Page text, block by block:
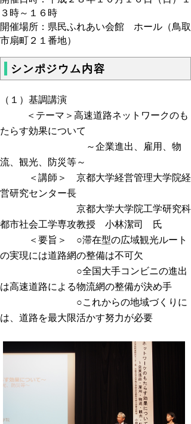
３時～１６時
開催場所：県民ふれあい会館 ホール（鳥取
市扇町２１番地）
シンポジウム内容
（１）基調講演
＜テーマ＞高速道路ネットワークのも
たらす効果について
～企業進出、雇用、物
流、観光、防災等～
＜講師＞ 京都大学経営管理大学院経
営研究センター長
京都大学大学院工学研究科
都市社会工学専攻教授 小林潔司 氏
＜要旨＞ ○滞在型の広域観光ルート
の実現には道路網の整備は不可欠
○全国大手コンビニの進出
は高速道路による物流網の整備が決め手
○これからの地域づくりに
は、道路を最大限活かす努力が必要